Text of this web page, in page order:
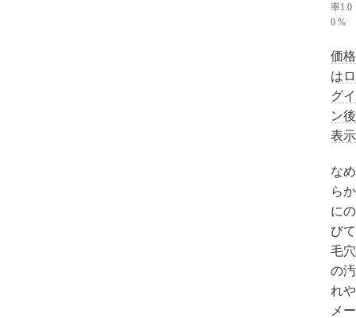
率1.0
0 %
価格
はロ
グイ
ン後
表示
なめ
らか
にの
びて
毛穴
の汚
れや
メー